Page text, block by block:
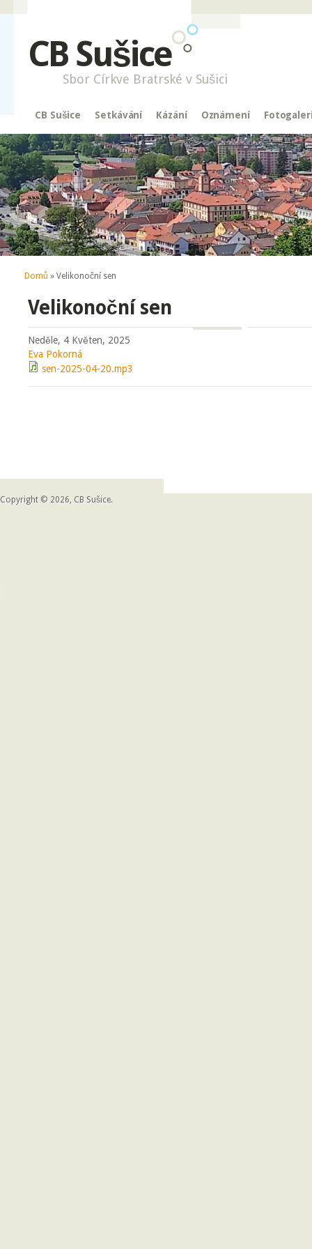
CB Sušice
Sbor Církve Bratrské v Sušici
CB Sušice Setkávání Kázání Oznámení
Jste zde
Domů » Velikonoční sen
Velikonoční sen
Neděle, 4 Květen, 2025
Eva Pokorná
sen-2025-04-20.mp3
Copyright © 2026, CB Sušice.